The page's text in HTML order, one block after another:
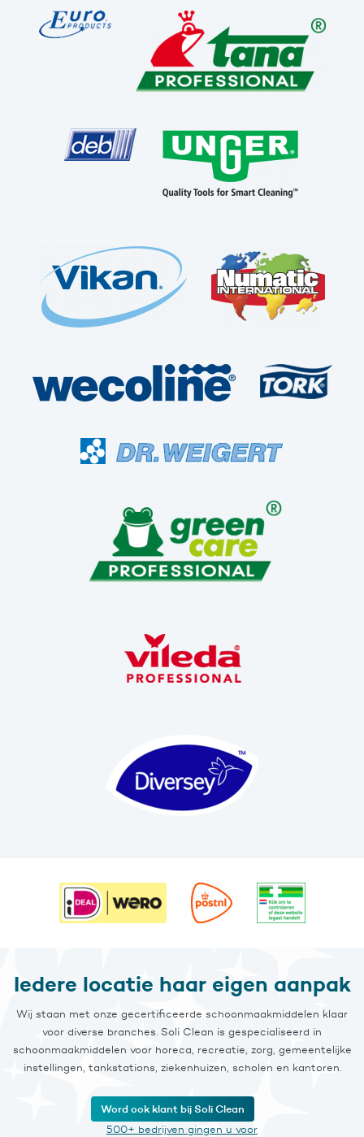
Iedere locatie haar eigen aanpak
Wij staan met onze gecertificeerde schoonmaakmiddelen klaar
voor diverse branches. Soli Clean is gespecialiseerd in
schoonmaakmiddelen voor horeca, recreatie, zorg, gemeentelijke
instellingen, tankstations, ziekenhuizen, scholen en kantoren.
Word ook klant bij Soli Clean
500+ bedrijven gingen u voor